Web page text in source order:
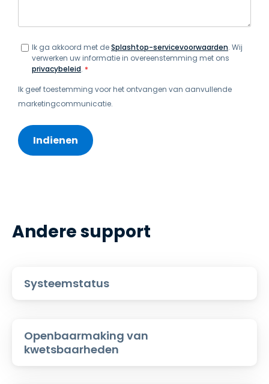
Ik ga akkoord met deSplashtop-servicevoorwaarden. Wij
verwerken uw informatie in overeenstemming met ons
privacybeleid. *
Ik geef toestemming voor het ontvangen van aanvullende
marketingcommunicatie.
Andere support
Systeemstatus
Openbaarmaking van
kwetsbaarheden